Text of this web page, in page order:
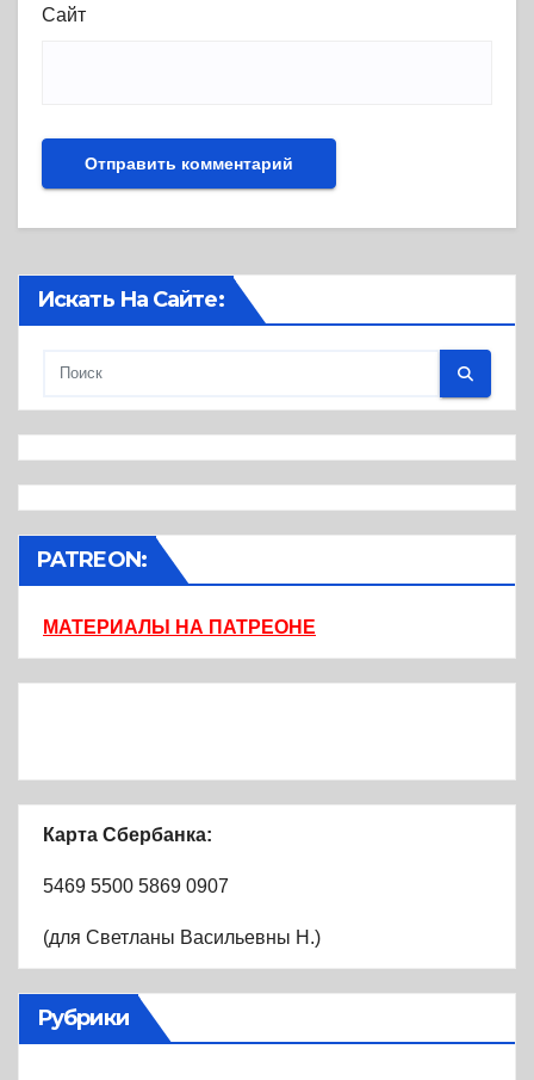
Сайт
Искать На Сайте:
PATREON:
МАТЕРИАЛЫ НА ПАТРЕОНЕ
Карта Сбербанка:
5469 5500 5869 0907
(для Светланы Васильевны Н.)
Рубрики